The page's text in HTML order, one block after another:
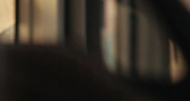
de Conduta Ética
Educação Financeira